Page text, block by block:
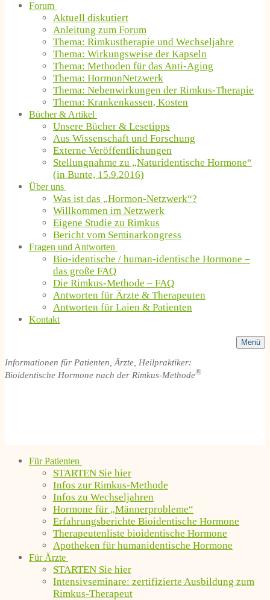
Forum
Aktuell diskutiert
Anleitung zum Forum
Thema: Rimkustherapie und Wechseljahre
Thema: Wirkungsweise der Kapseln
Thema: Methoden für das Anti-Aging
Thema: HormonNetzwerk
Thema: Nebenwirkungen der Rimkus-Therapie
Thema: Krankenkassen, Kosten
Bücher & Artikel
Unsere Bücher & Lesetipps
Aus Wissenschaft und Forschung
Externe Veröffentlichungen
Stellungnahme zu „Naturidentische Hormone“
(in Bunte, 15.9.2016)
Über uns
Was ist das „Hormon-Netzwerk“?
Willkommen im Netzwerk
Eigene Studie zu Rimkus
Bericht vom Seminarkongress
Fragen und Antworten
Bio-identische / human-identische Hormone –
das große FAQ
Die Rimkus-Methode – FAQ
Antworten für Ärzte & Therapeuten
Antworten für Laien & Patienten
Kontakt
Menü
Informationen für Patienten, Ärzte, Heilpraktiker:
Bioidentische Hormone nach der Rimkus-Methode®
Für Patienten
STARTEN Sie hier
Infos zur Rimkus-Methode
Infos zu Wechseljahren
Hormone für „Männerprobleme“
Erfahrungsberichte Bioidentische Hormone
Therapeutenliste bioidentische Hormone
Apotheken für humanidentische Hormone
Für Ärzte
STARTEN Sie hier
Intensivseminare: zertifizierte Ausbildung zum
Rimkus-Therapeut